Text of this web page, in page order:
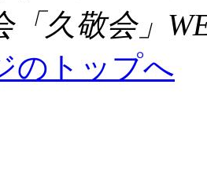
久敬会」
のトップへ